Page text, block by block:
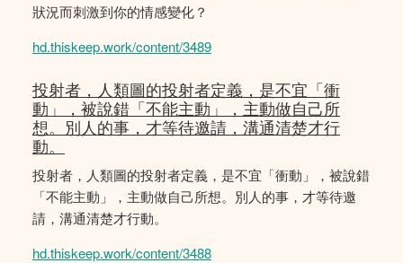
狀況而刺激到你的情感變化？
hd.thiskeep.work/content/3489
投射者，人類圖的投射者定義，是不宜「衝
動」，被說錯「不能主動」，主動做自己所
想。別人的事，才等待邀請，溝通清楚才行
動。
投射者，人類圖的投射者定義，是不宜「衝動」，被說錯
「不能主動」，主動做自己所想。別人的事，才等待邀
請，溝通清楚才行動。
hd.thiskeep.work/content/3488